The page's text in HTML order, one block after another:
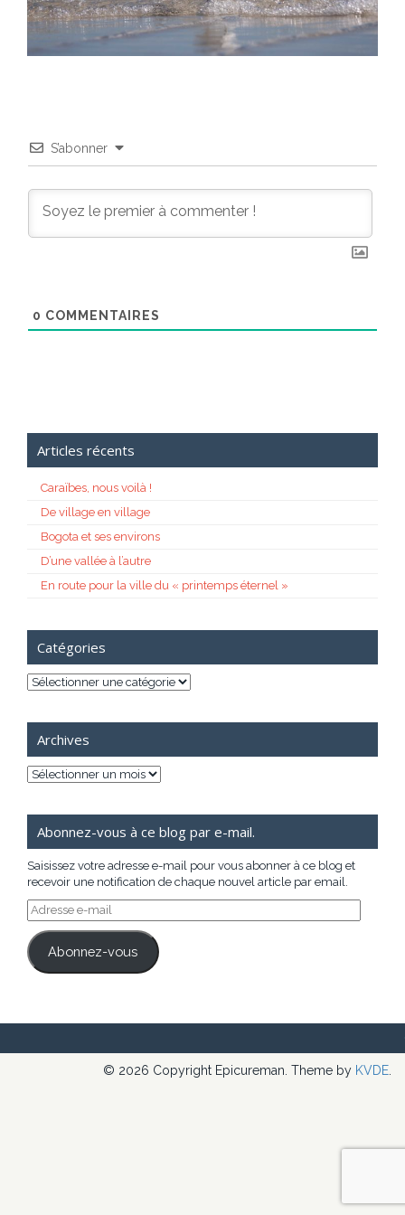
S’abonner
0 COMMENTAIRES
Articles récents
Caraïbes, nous voilà !
De village en village
Bogota et ses environs
D’une vallée à l’autre
En route pour la ville du « printemps éternel »
Catégories
Catégories
Archives
Archives
Abonnez-vous à ce blog par e-mail.
Saisissez votre adresse e-mail pour vous abonner à ce blog et
recevoir une notification de chaque nouvel article par email.
Adresse
e-
mail
Abonnez-vous
© 2026 Copyright Epicureman. Theme by KVDE